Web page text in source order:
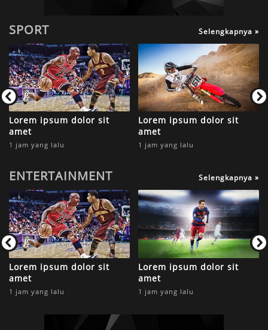
SPORT Selengkapnya »
Lorem ipsum dolor sit
amet
1 jam yang lalu
Lorem ipsum dolor sit
amet
1 jam yang lalu
ENTERTAINMENT Selengkapnya »
Lorem ipsum dolor sit
amet
1 jam yang lalu
Lorem ipsum dolor sit
amet
1 jam yang lalu